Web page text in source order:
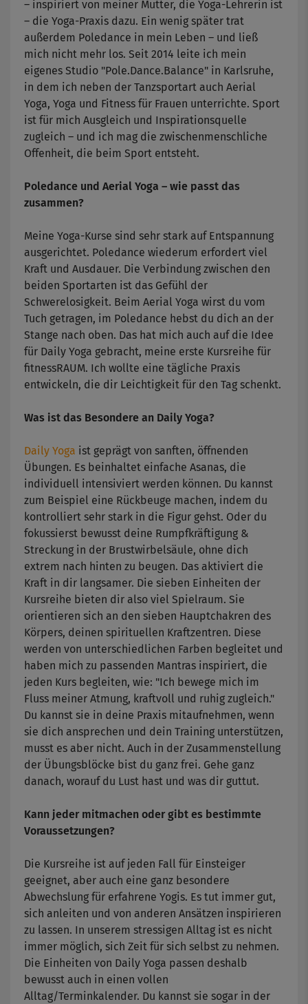
– inspiriert von meiner Mutter, die Yoga-Lehrerin ist
– die Yoga-Praxis dazu. Ein wenig später trat
außerdem Poledance in mein Leben – und ließ
mich nicht mehr los. Seit 2014 leite ich mein
eigenes Studio "Pole.Dance.Balance" in Karlsruhe,
in dem ich neben der Tanzsportart auch Aerial
Yoga, Yoga und Fitness für Frauen unterrichte. Sport
ist für mich Ausgleich und Inspirationsquelle
zugleich – und ich mag die zwischenmenschliche
Offenheit, die beim Sport entsteht.
Poledance und Aerial Yoga – wie passt das
zusammen?
Meine Yoga-Kurse sind sehr stark auf Entspannung
ausgerichtet. Poledance wiederum erfordert viel
Kraft und Ausdauer. Die Verbindung zwischen den
beiden Sportarten ist das Gefühl der
Schwerelosigkeit. Beim Aerial Yoga wirst du vom
Tuch getragen, im Poledance hebst du dich an der
Stange nach oben. Das hat mich auch auf die Idee
für Daily Yoga gebracht, meine erste Kursreihe für
fitnessRAUM. Ich wollte eine tägliche Praxis
entwickeln, die dir Leichtigkeit für den Tag schenkt.
Was ist das Besondere an Daily Yoga?
Daily Yoga ist geprägt von sanften, öffnenden
Übungen. Es beinhaltet einfache Asanas, die
individuell intensiviert werden können. Du kannst
zum Beispiel eine Rückbeuge machen, indem du
kontrolliert sehr stark in die Figur gehst. Oder du
fokussierst bewusst deine Rumpfkräftigung &
Streckung in der Brustwirbelsäule, ohne dich
extrem nach hinten zu beugen. Das aktiviert die
Kraft in dir langsamer. Die sieben Einheiten der
Kursreihe bieten dir also viel Spielraum. Sie
orientieren sich an den sieben Hauptchakren des
Körpers, deinen spirituellen Kraftzentren. Diese
werden von unterschiedlichen Farben begleitet und
haben mich zu passenden Mantras inspiriert, die
jeden Kurs begleiten, wie: "Ich bewege mich im
Fluss meiner Atmung, kraftvoll und ruhig zugleich."
Du kannst sie in deine Praxis mitaufnehmen, wenn
sie dich ansprechen und dein Training unterstützen,
musst es aber nicht. Auch in der Zusammenstellung
der Übungsblöcke bist du ganz frei. Gehe ganz
danach, worauf du Lust hast und was dir guttut.
Kann jeder mitmachen oder gibt es bestimmte
Voraussetzungen?
Die Kursreihe ist auf jeden Fall für Einsteiger
geeignet, aber auch eine ganz besondere
Abwechslung für erfahrene Yogis. Es tut immer gut,
sich anleiten und von anderen Ansätzen inspirieren
zu lassen. In unserem stressigen Alltag ist es nicht
immer möglich, sich Zeit für sich selbst zu nehmen.
Die Einheiten von Daily Yoga passen deshalb
bewusst auch in einen vollen
Alltag/Terminkalender. Du kannst sie sogar in der